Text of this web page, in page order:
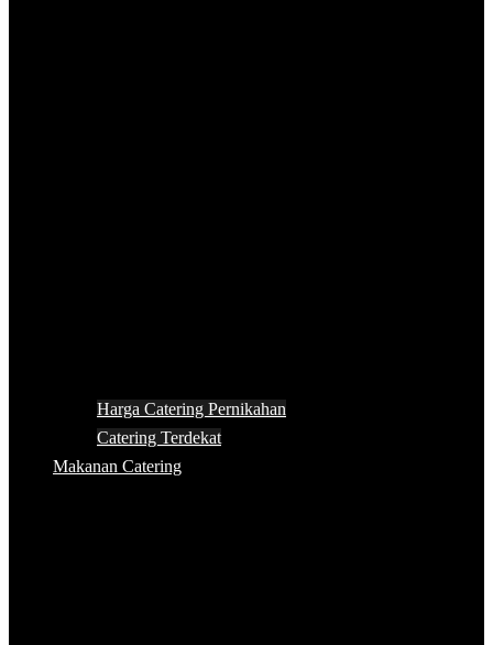
Harga Catering Pernikahan
Catering Terdekat
Makanan Catering